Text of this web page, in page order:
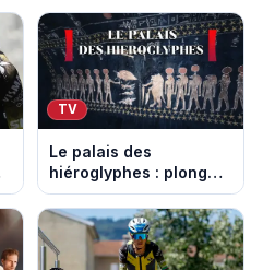
TV
Le palais des
hiéroglyphes : plongez
dans la tombe
égyptienne qui fascine
les archéologues